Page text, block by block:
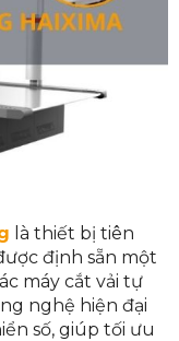
là thiết bị tiên
định sẵn một
máy cắt vải tự
nghệ hiện đại
số, giúp tối ưu